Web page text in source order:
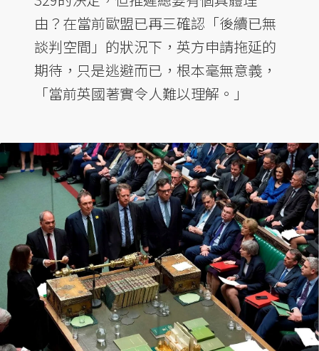
由？在當前歐盟已再三確認「後續已無
談判空間」的狀況下，英方申請拖延的
期待，只是逃避而已，根本毫無意義，
「當前英國著實令人難以理解。」